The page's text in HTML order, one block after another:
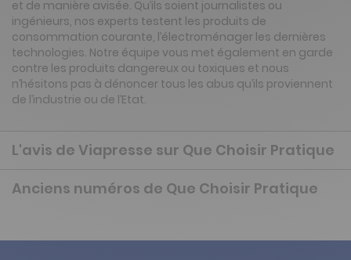
et de manière avisée. Qu’ils soient journalistes ou
ingénieurs, nos experts testent les produits de
consommation courante, l’électroménager les dernières
technologies. Notre équipe vous met également en garde
contre les produits dangereux ou toxiques et nous
n’hésitons pas à dénoncer tous les abus qu’ils proviennent
de l’industrie ou de l’Etat.
L'avis de Viapresse sur Que Choisir Pratique
Anciens numéros de Que Choisir Pratique